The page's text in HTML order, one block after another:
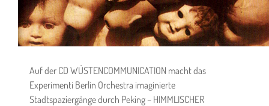
Auf der CD WÜSTENCOMMUNICATION macht das
Experimenti Berlin Orchestra imaginierte
Stadtspaziergänge durch Peking – HIMMLISCHER